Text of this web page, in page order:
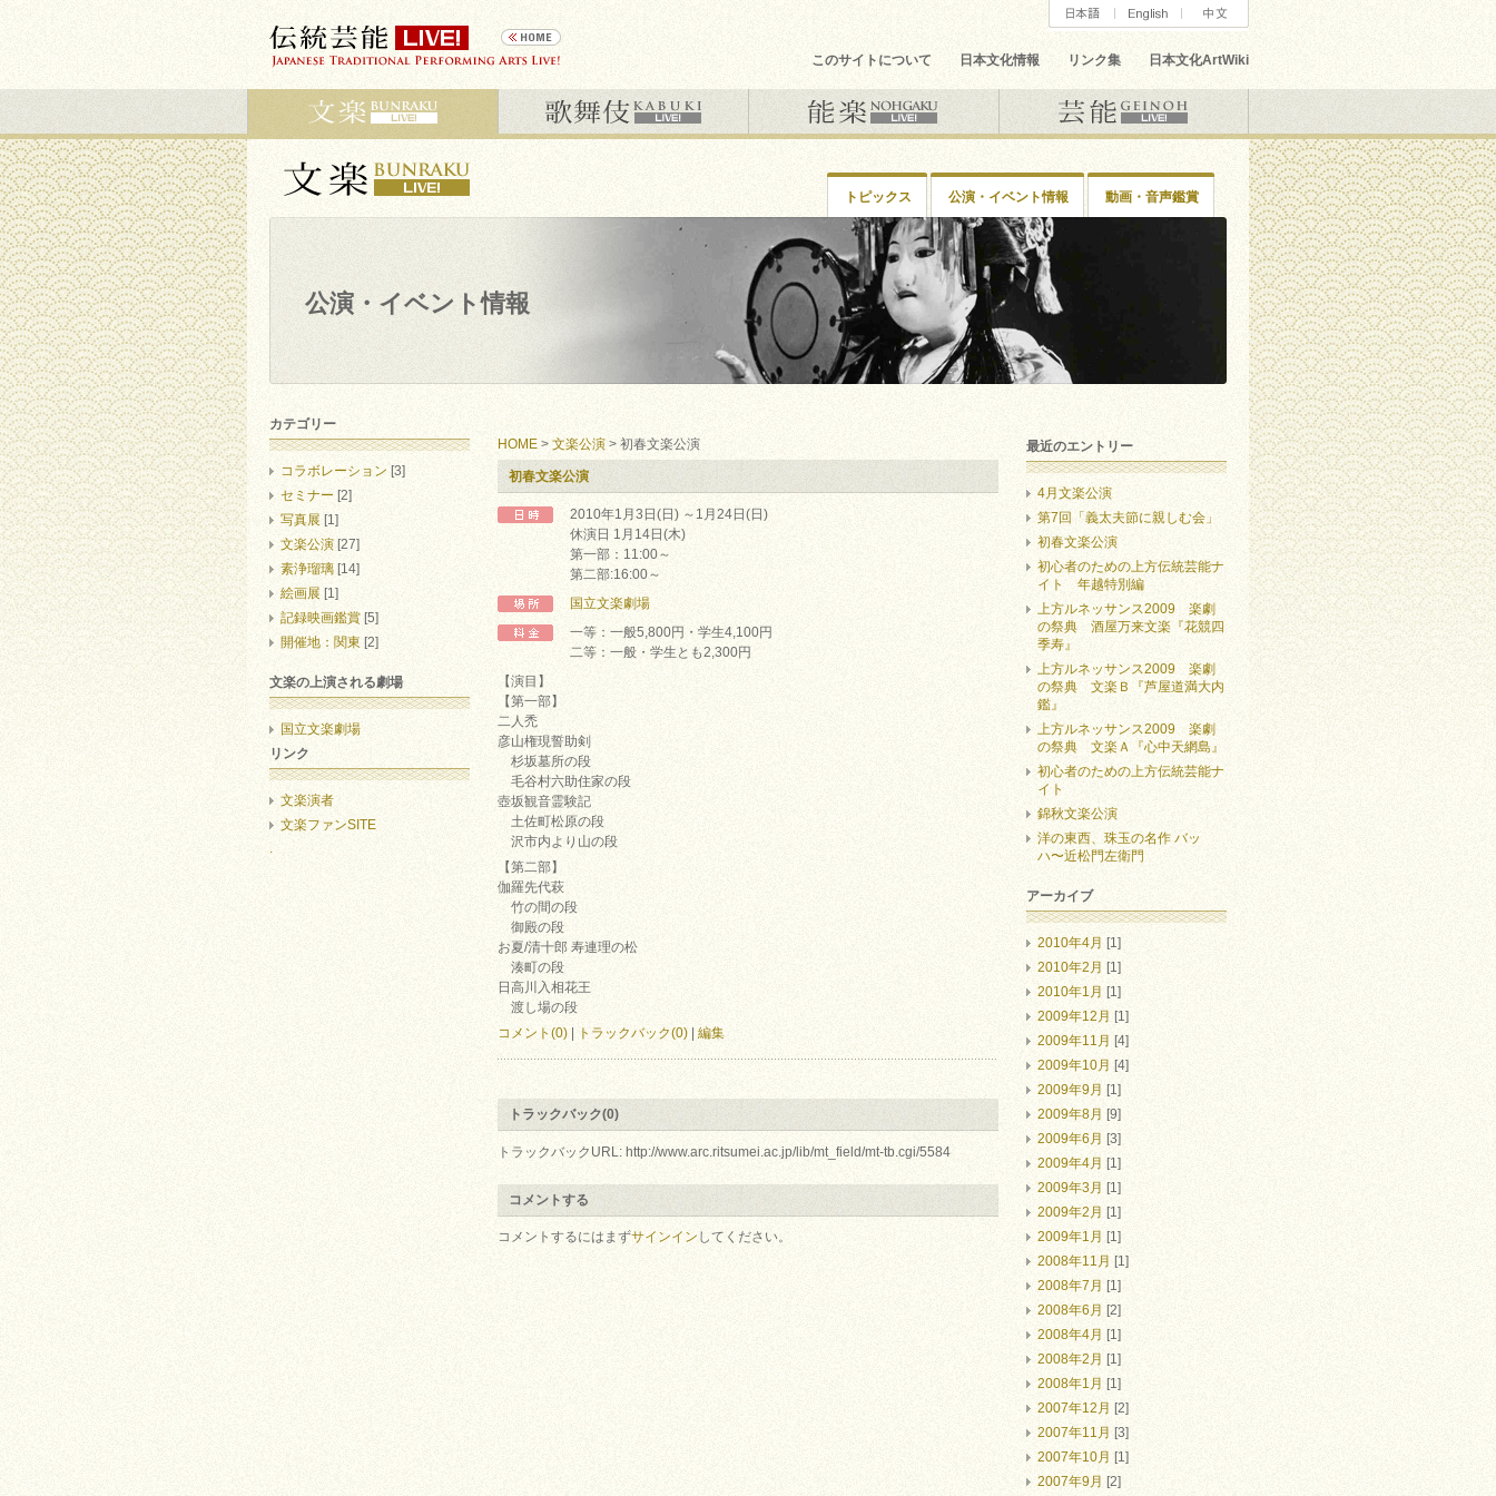
このサイトについて 日本文化情報 リンク集 日本文化ArtWiki
トピックス 公演・イベント情報 動画・音声鑑賞
公演・イベント情報
HOME > 文楽公演 > 初春文楽公演
初春文楽公演
2010年1月3日(日) ～1月24日(日)
休演日 1月14日(木)
第一部：11:00～
第二部:16:00～
国立文楽劇場
一等：一般5,800円・学生4,100円
二等：一般・学生とも2,300円
【演目】
【第一部】
二人禿
彦山権現誓助剣
杉坂墓所の段
毛谷村六助住家の段
壺坂観音霊験記
土佐町松原の段
沢市内より山の段
【第二部】
伽羅先代萩
竹の間の段
御殿の段
お夏/清十郎 寿連理の松
湊町の段
日高川入相花王
渡し場の段
コメント(0)
トラックバック(0) 編集
トラックバック(0)
トラックバックURL: http://www.arc.ritsumei.ac.jp/lib/mt_field/mt-tb.cgi/5584
コメントする
コメントするにはまずサインイン してください。
カテゴリー
コラボレーション [3]
セミナー [2]
写真展 [1]
文楽公演 [27]
素浄瑠璃 [14]
絵画展 [1]
記録映画鑑賞 [5]
開催地：関東 [2]
文楽の上演される劇場
国立文楽劇場
リンク
文楽演者
文楽ファンSITE
.
最近のエントリー
4月文楽公演
第7回「義太夫節に親しむ会」
初春文楽公演
初心者のための上方伝統芸能ナ
イト 年越特別編
上方ルネッサンス2009 楽劇
の祭典 酒屋万来文楽『花競四
季寿』
上方ルネッサンス2009 楽劇
の祭典 文楽Ｂ『芦屋道満大内
鑑』
上方ルネッサンス2009 楽劇
の祭典 文楽Ａ『心中天網島』
初心者のための上方伝統芸能ナ
イト
錦秋文楽公演
洋の東西、珠玉の名作 バッ
ハ〜近松門左衛門
アーカイブ
2010年4月 [1]
2010年2月 [1]
2010年1月 [1]
2009年12月 [1]
2009年11月 [4]
2009年10月 [4]
2009年9月 [1]
2009年8月 [9]
2009年6月 [3]
2009年4月 [1]
2009年3月 [1]
2009年2月 [1]
2009年1月 [1]
2008年11月 [1]
2008年7月 [1]
2008年6月 [2]
2008年4月 [1]
2008年2月 [1]
2008年1月 [1]
2007年12月 [2]
2007年11月 [3]
2007年10月 [1]
2007年9月 [2]